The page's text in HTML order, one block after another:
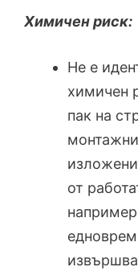
Химичен риск:
Не е
химичен
пак на
от